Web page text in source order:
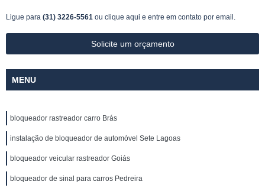
Ligue para (31) 3226-5561 ou clique aqui e entre em contato por email.
Solicite um orçamento
MENU
bloqueador rastreador carro Brás
instalação de bloqueador de automóvel Sete Lagoas
bloqueador veicular rastreador Goiás
bloqueador de sinal para carros Pedreira